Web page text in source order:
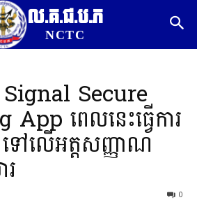
ល.គ.ជ.ប.ភ
NCTC
Signal Secure
ពេលនេះធ្វើការ
លើអត្តសញ្ញាណ
0